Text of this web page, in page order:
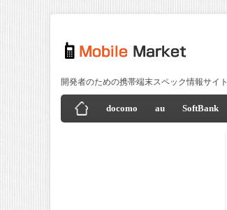
開発者のための携帯端末スペック情報サイト
docomo au SoftBank